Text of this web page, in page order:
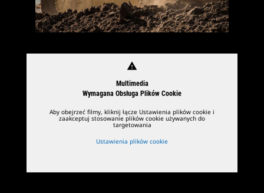
warning
Multimedia
Wymagana Obsługa Plików Cookie
Aby obejrzeć filmy, kliknij łącze Ustawienia plików cookie i
zaakceptuj stosowanie plików cookie używanych do
targetowania
Ustawienia plików cookie